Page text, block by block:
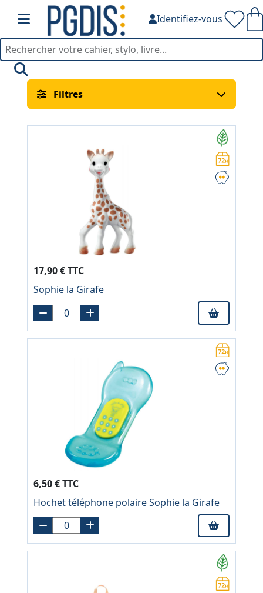
Identifiez-vous
Doudous — PGDIS
Filtres
17,90 € TTC
Sophie la Girafe
6,50 € TTC
Hochet téléphone polaire Sophie la Girafe